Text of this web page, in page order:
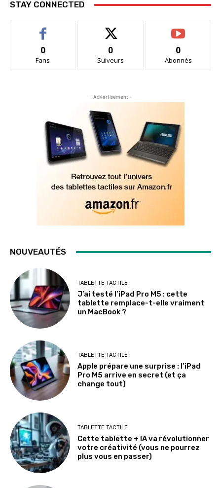
STAY CONNECTED
0
Fans
0
Suiveurs
0
Abonnés
- Advertisement -
NOUVEAUTÉS
TABLETTE TACTILE
J’ai testé l’iPad Pro M5 : cette
tablette remplace-t-elle vraiment
un MacBook ?
TABLETTE TACTILE
Apple prépare une surprise : l’iPad
Pro M5 arrive en secret (et ça
change tout)
TABLETTE TACTILE
Cette tablette + IA va révolutionner
votre créativité (vous ne pourrez
plus vous en passer)